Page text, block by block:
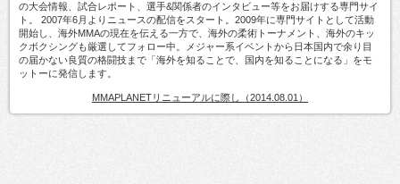
の大会情報、試合レポート、選手&関係者のインタビュー等をお届けする専門サイ
ト。 2007年6月よりニュースの配信をスタート。2009年に専門サイトとして活動
開始し、海外MMAの現在を伝える一方で、海外の柔術トーナメント、海外のキッ
クボクシングも厳選してフォロー中。メジャー系イベントから日本国内で余り目
の届かない良質の格闘技まで「海外を知ることで、国内を知ることになる」をモ
ットーに発信します。
MMAPLANETリニューアルに際し（2014.08.01）